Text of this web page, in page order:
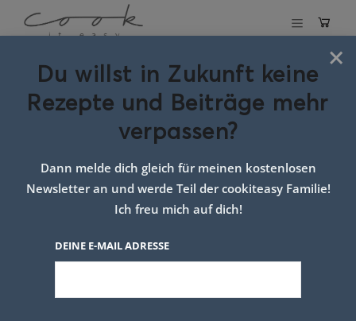
Schlagwort:
gesunde pizza
×
Du willst in Zukunft keine
Rezepte und Beiträge mehr
verpassen?
Dann melde dich gleich für meinen kostenlosen
Newsletter an und werde Teil der cookiteasy Familie!
Ich freu mich auf dich!
DEINE E-MAIL ADRESSE